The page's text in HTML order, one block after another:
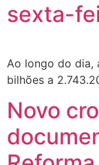
sexta-
Ao longo do dia,
bilhões a
Novo